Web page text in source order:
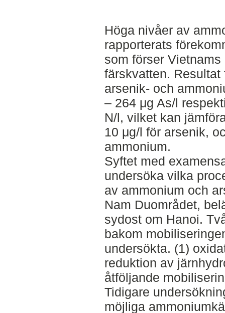
Höga nivåer av
rapporterats
som förser
färskvatten.
arsenik- och
– 264 μg As/l
N/l, vilket kan
10 μg/l för arsenik,
ammonium.
Syftet med
undersöka vilka
av ammonium och
Nam Duområdet,
sydost om Hanoi.
bakom
undersökta. (1)
reduktion av
åtföljande
Tidigare
möjliga